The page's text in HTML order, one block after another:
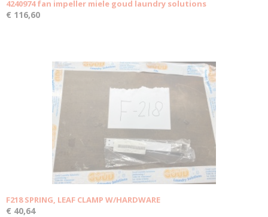
4240974 fan impeller miele goud laundry solutions
€ 116,60
F218 SPRING, LEAF CLAMP W/HARDWARE
€ 40,64